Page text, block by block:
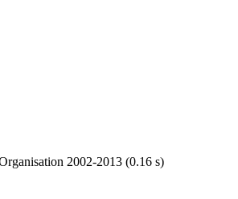
2002-2013 (0.16 s)